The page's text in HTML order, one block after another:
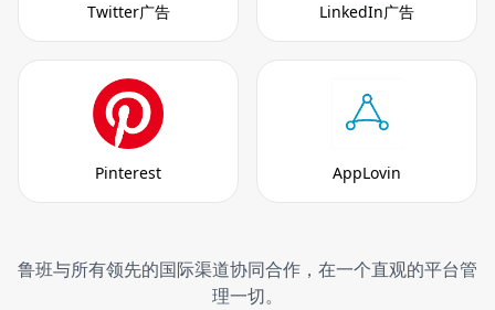
Twitter广告 LinkedIn广告
Pinterest AppLovin
鲁班与所有领先的国际渠道协同合作，在一个直观的平台管
理一切。